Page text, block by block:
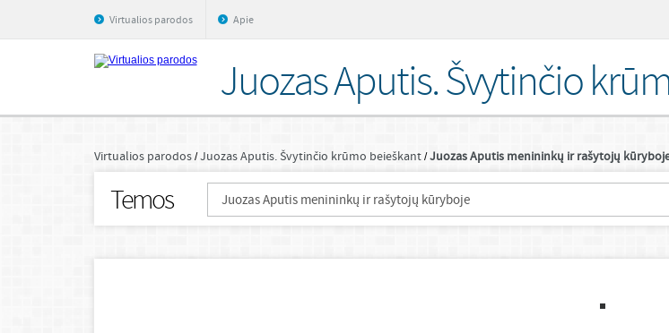
Virtualios parodos Apie
Juozas Aputis. Švytinčio
Virtualios parodos Juozas Aputis. Švytinčio krūmo beieškant Juozas Aputis menininkų ir rašytojų
Temos Juozas Aputis menininkų ir rašytojų kūryboje